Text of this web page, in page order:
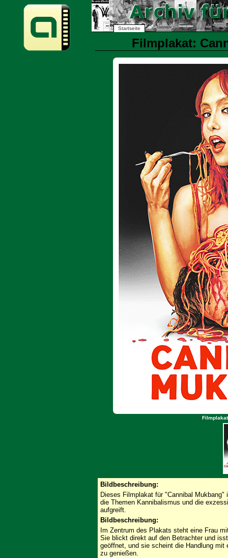
Startseite
Filmplakat:
Bildbeschreibung:
Dieses Filmplakat für "Cannibal
die Themen Kannibalismus und die
aufgreift.
Bildbeschreibung:
Im Zentrum des Plakats steht eine Frau
Sie blickt direkt auf den Betrachter und
geöffnet, und sie scheint die Handlung mit
zu genießen.